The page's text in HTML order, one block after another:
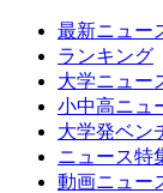
最新ニュー
ランキング
大学ニュー
小中高ニュ
大学発ベン
ニュース特
動画ニュー